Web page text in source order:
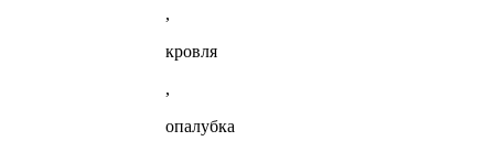
,
кровля
,
опалубка